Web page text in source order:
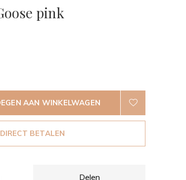
pink
AAN WINKELWAGEN
DIRECT BETALEN
Delen